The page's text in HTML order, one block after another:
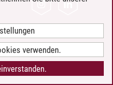
verwenden.